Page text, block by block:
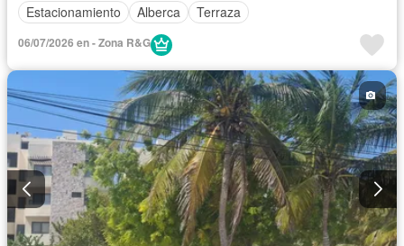
Estacionamiento
Alberca Terraza
06/07/2026 en - Zona R&G